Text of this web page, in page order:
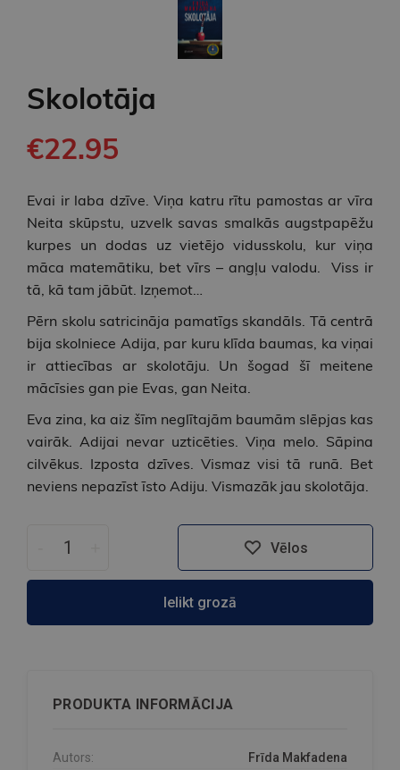
Skolotāja
€22.95
Evai ir laba dzīve. Viņa katru rītu pamostas ar vīra
Neita skūpstu, uzvelk savas smalkās augstpapēžu
kurpes un dodas uz vietējo vidusskolu, kur viņa
māca matemātiku, bet vīrs – angļu valodu. Viss ir
tā, kā tam jābūt. Izņemot…
Pērn skolu satricināja pamatīgs skandāls. Tā centrā
bija skolniece Adija, par kuru klīda baumas, ka viņai
ir attiecības ar skolotāju. Un šogad šī meitene
mācīsies gan pie Evas, gan Neita.
Eva zina, ka aiz šīm neglītajām baumām slēpjas kas
vairāk. Adijai nevar uzticēties. Viņa melo. Sāpina
cilvēkus. Izposta dzīves. Vismaz visi tā runā. Bet
neviens nepazīst īsto Adiju. Vismazāk jau skolotāja.
Vēlos
Ielikt grozā
PRODUKTA INFORMĀCIJA
Autors: Frīda Makfadena